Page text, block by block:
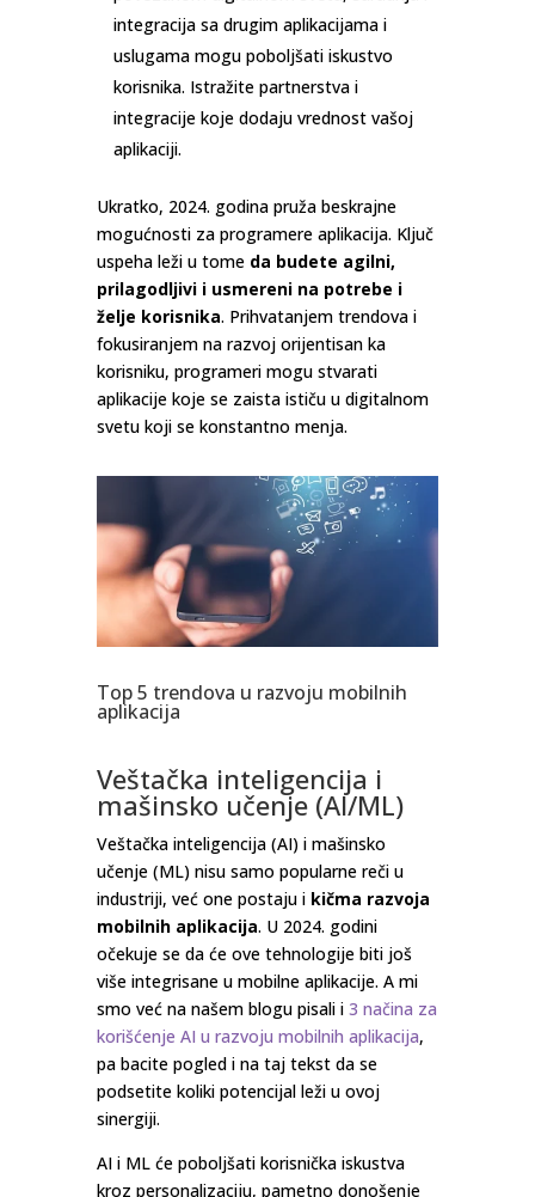
integracija sa drugim aplikacijama i
uslugama mogu poboljšati iskustvo
korisnika. Istražite partnerstva i
integracije koje dodaju vrednost vašoj
aplikaciji.
Ukratko, 2024. godina pruža beskrajne
mogućnosti za programere aplikacija. Ključ
uspeha leži u tome da budete agilni,
prilagodljivi i usmereni na potrebe i
želje korisnika. Prihvatanjem trendova i
fokusiranjem na razvoj orijentisan ka
korisniku, programeri mogu stvarati
aplikacije koje se zaista ističu u digitalnom
svetu koji se konstantno menja.
Top 5 trendova u razvoju mobilnih
aplikacija
Veštačka inteligencija i
mašinsko učenje (AI/ML)
Veštačka inteligencija (AI) i mašinsko
učenje (ML) nisu samo popularne reči u
industriji, već one postaju i kičma razvoja
mobilnih aplikacija. U 2024. godini
očekuje se da će ove tehnologije biti još
više integrisane u mobilne aplikacije. A mi
smo već na našem blogu pisali i 3 načina za
korišćenje AI u razvoju mobilnih aplikacija,
pa bacite pogled i na taj tekst da se
podsetite koliki potencijal leži u ovoj
sinergiji.
AI i ML će poboljšati korisnička iskustva
kroz personalizaciju, pametno donošenje